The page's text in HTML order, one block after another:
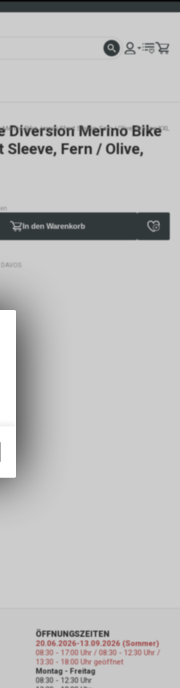
Bike Jersey Short Sleeve, Fern / Olive, Grösse XXL
Diversion Merino Bike
Fern / Olive,
In den Warenkorb
ÖFFNUNGSZEITEN
20.06.2026-13.09.2026 (Sommer)
08:30 - 17:00 Uhr / 08:30 - 12:30 Uhr /
13:30 - 18:00 Uhr geöffnet
Montag - Freitag
08:30 - 12:30 Uhr